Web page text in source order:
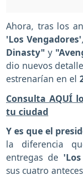
Ahora, tras los
'Los Vengadores'
Dinasty" y
dio nuevos
estrenarían en el
Consulta AQUÍ
tu ciudad
Y es que el
la diferencia
entregas de
sus cuatro